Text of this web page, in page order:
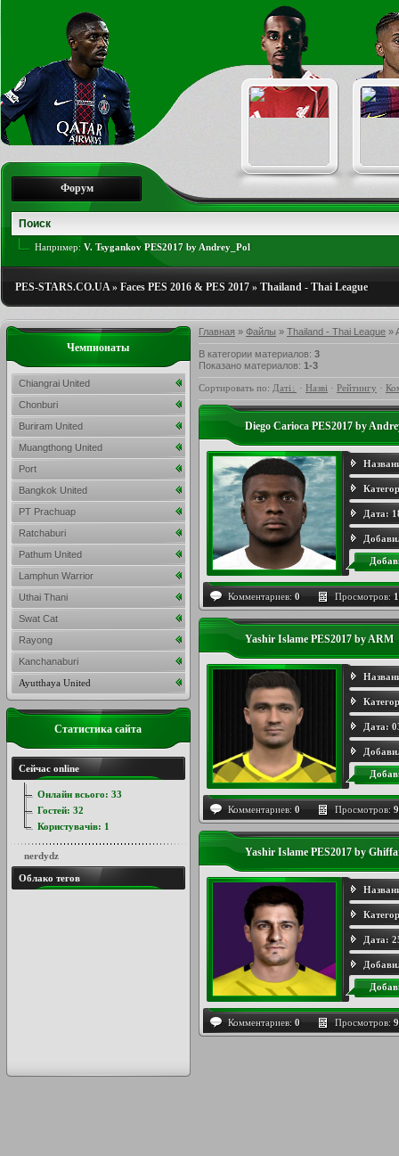
Форум
Например: V. Tsygankov PES2017 by Andrey_Pol
PES-STARS.CO.UA» Faces PES 2016 & PES 2017 » Thailand - Thai League
Главная » Файлы » Thailand - Thai League »
В категории материалов: 3
Показано материалов: 1-3
Сортировать по: Даті · Назві · Рейтингу ·
Diego Carioca PES2017 by
Дата:
Комментариев: 0 Просмотров:
Yashir Islame PES2017 by ARM
Дата:
Комментариев: 0 Просмотров:
Yashir Islame PES2017 by
Дата:
Комментариев: 0 Просмотров:
Чемпионаты
Chiangrai United
Chonburi
Buriram United
Muangthong United
Port
Bangkok United
PT Prachuap
Ratchaburi
Pathum United
Lamphun Warrior
Uthai Thani
Swat Cat
Rayong
Kanchanaburi
Ayutthaya United
Статистика сайта
Сейчас online
Онлайн всього: 33
Гостей: 32
Користувачів: 1
nerdydz
Облако тегов